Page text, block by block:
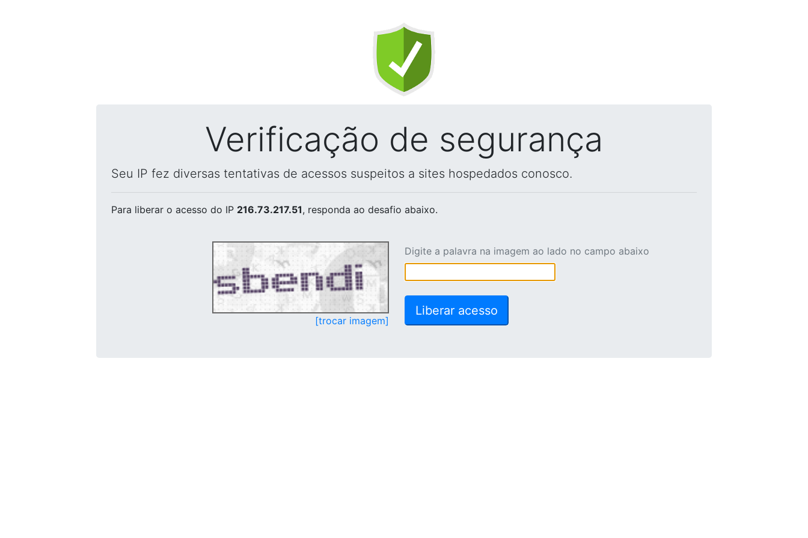
Verificação de segurança
Seu IP fez diversas tentativas de acessos suspeitos a sites hospedados conosco.
Para liberar o acesso do IP 216.73.217.51, responda ao desafio abaixo.
[trocar imagem]
Digite a palavra na imagem ao lado no campo abaixo